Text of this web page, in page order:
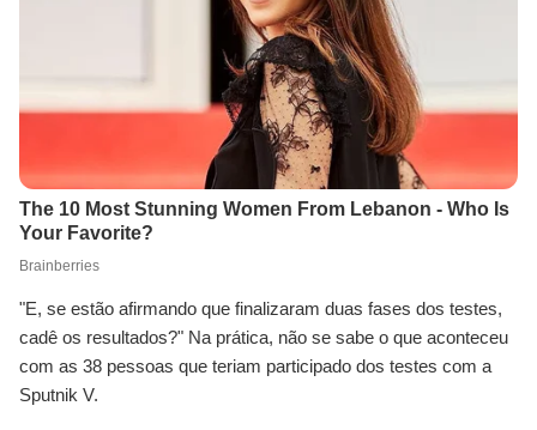
"E, se estão afirmando que finalizaram duas fases dos testes,
cadê os resultados?" Na prática, não se sabe o que aconteceu
com as 38 pessoas que teriam participado dos testes com a
Sputnik V.